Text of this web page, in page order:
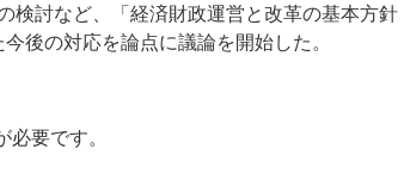
検討など、「経済財政運営と改革の基本方針
後の対応を論点に議論を開始した。
必要です。